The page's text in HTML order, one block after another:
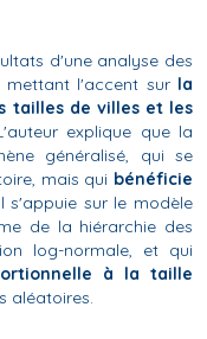
d'une analyse des
mettant l'accent sur la
tailles de villes et les
explique que la
généralisé, qui se
mais qui bénéficie
s'appuie sur le modèle
de la hiérarchie des
log-normale, et qui
à la taille
aléatoires.